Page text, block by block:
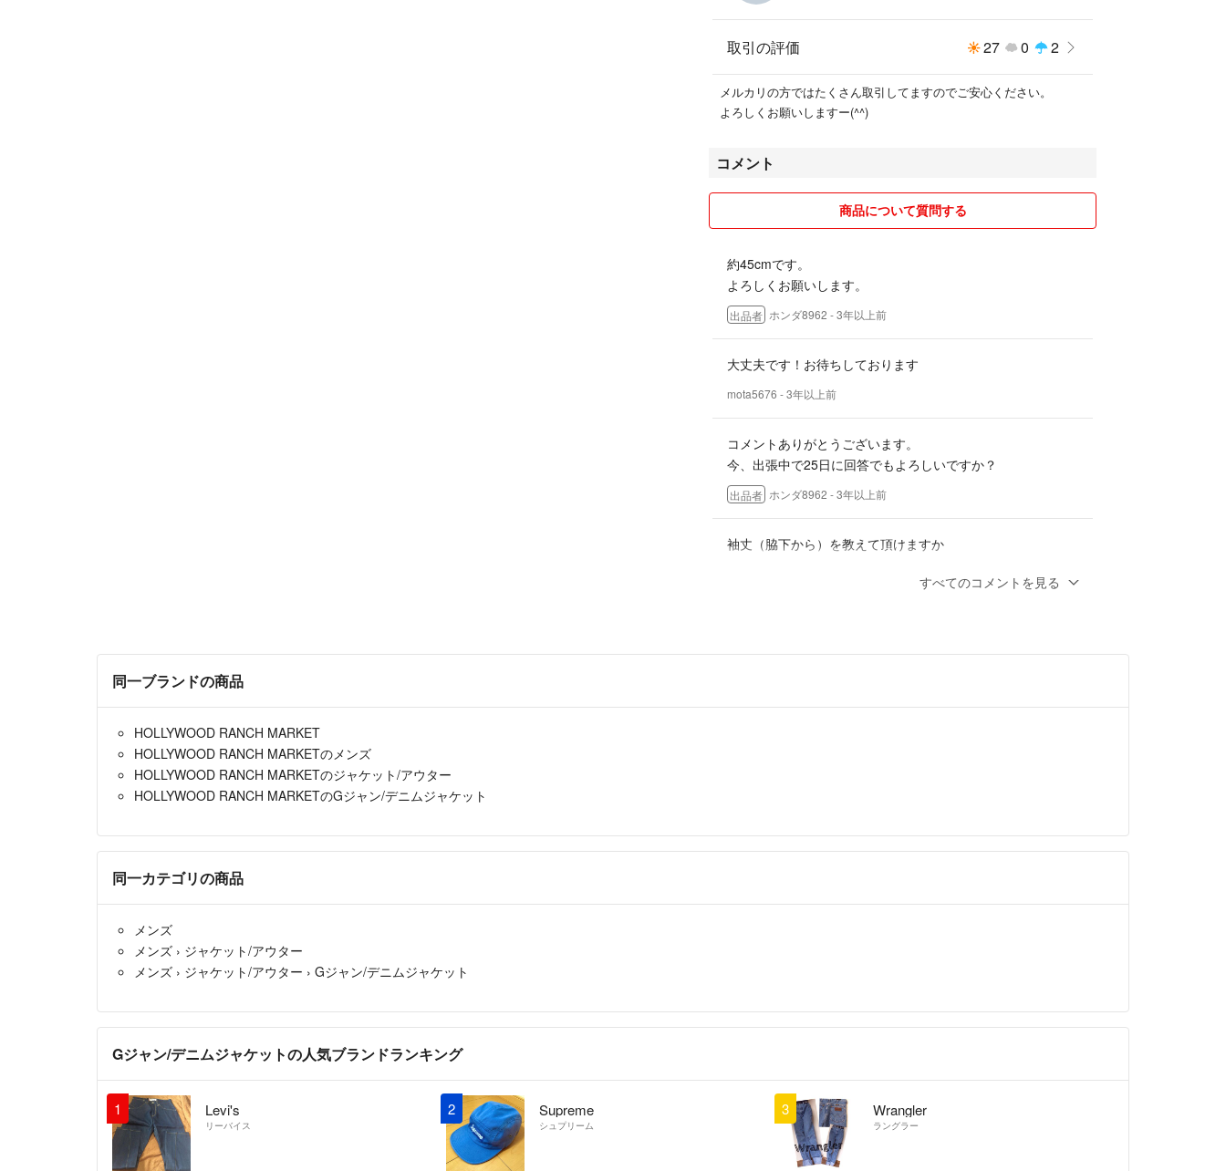
取引の評価 27 0 2
メルカリの方ではたくさん取引してますのでご安心ください。
よろしくお願いしますー(^^)
コメント
商品について質問する
約45cmです。
よろしくお願いします。
出品者 ホンダ8962 - 3年以上前
大丈夫です！お待ちしております
mota5676 - 3年以上前
コメントありがとうございます。
今、出張中で25日に回答でもよろしいですか？
出品者 ホンダ8962 - 3年以上前
袖丈（脇下から）を教えて頂けますか
すべてのコメントを見る
同一ブランドの商品
HOLLYWOOD RANCH MARKET
HOLLYWOOD RANCH MARKETのメンズ
HOLLYWOOD RANCH MARKETのジャケット/アウター
HOLLYWOOD RANCH MARKETのGジャン/デニムジャケット
同一カテゴリの商品
メンズ
メンズ › ジャケット/アウター
メンズ › ジャケット/アウター › Gジャン/デニムジャケット
Gジャン/デニムジャケットの人気ブランドランキング
1 Levi's
リーバイス
2 Supreme
シュプリーム
3 Wrangler
ラングラー